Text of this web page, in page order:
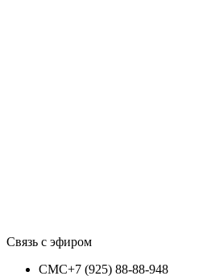
Связь с эфиром
СМС+7 (925) 88-88-948